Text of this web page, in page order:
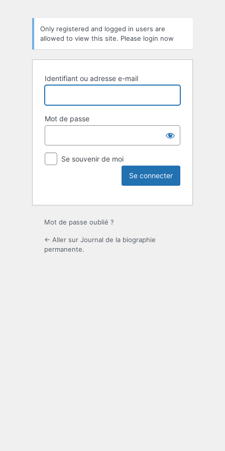
Only registered and logged in users are
allowed to view this site. Please login now
Identifiant ou adresse e-mail
Mot de passe
Se souvenir de moi
Mot de passe oublié ?
← Aller sur Journal de la biographie
permanente.